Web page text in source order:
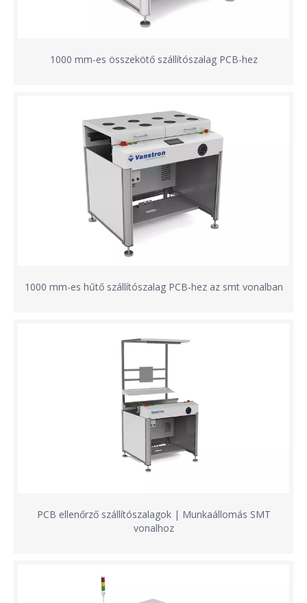
1000 mm-es összekötő szállítószalag PCB-hez
1000 mm-es hűtő szállítószalag PCB-hez az smt vonalban
PCB ellenőrző szállítószalagok | Munkaállomás SMT
vonalhoz